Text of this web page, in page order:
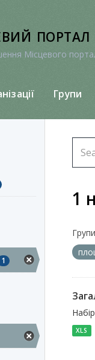
Місцевого
Групи
1
1
XLS